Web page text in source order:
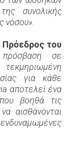
συνολικής
νόσου».
του
σε
για κάθε
αποτελεί ένα
βοηθά τις
αισθάνονται